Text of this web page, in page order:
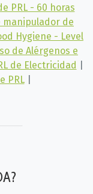
PRL - 60 horas
manipulador de
Hygiene - Level
de Alérgenos e
de Electricidad
PRL